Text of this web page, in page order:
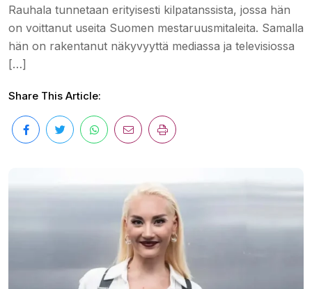
Rauhala tunnetaan erityisesti kilpatanssista, jossa hän
on voittanut useita Suomen mestaruusmitaleita. Samalla
hän on rakentanut näkyvyyttä mediassa ja televisiossa
[…]
Share This Article: